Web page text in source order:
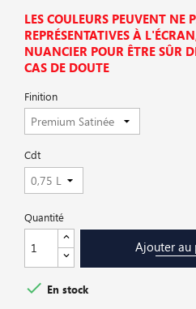
LES COULEURS PEUVENT NE
REPRÉSENTATIVES À
NUANCIER POUR ÊTRE SÛR
CAS DE DOUTE
Finition
Cdt
Quantité
Ajouter au
 En stock